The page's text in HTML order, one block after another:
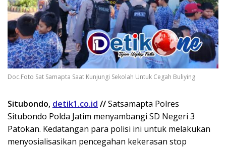
Doc.Foto Sat Samapta Saat Kunjungi Sekolah Untuk Cegah Buliying
Situbondo, detik1.co.id //Satsamapta Polres
Situbondo Polda Jatim menyambangi SD Negeri 3
Patokan. Kedatangan para polisi ini untuk melakukan
menyosialisasikan pencegahan kekerasan stop